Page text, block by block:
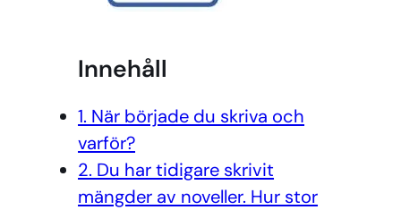
Innehåll
1. När började du skriva och
varför?
2. Du har tidigare skrivit
mängder av noveller. Hur stor